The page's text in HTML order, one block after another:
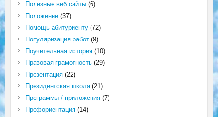
Полезные веб сайты(6)
Положение(37)
Помощь абитуриенту(72)
Популяризация работ(9)
Поучительная история(10)
Правовая грамотность(29)
Презентация(22)
Президентская школа(21)
Программы / приложения(7)
Профориентация(14)